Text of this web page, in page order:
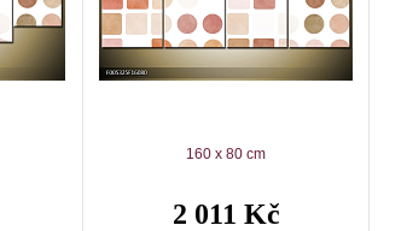
160 x 80 cm
2 011 Kč